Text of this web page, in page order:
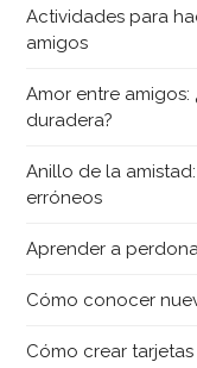
Actividades para
amigos
Amor entre
duradera?
Anillo de la
erróneos
Aprender a
Cómo conocer
Cómo crear